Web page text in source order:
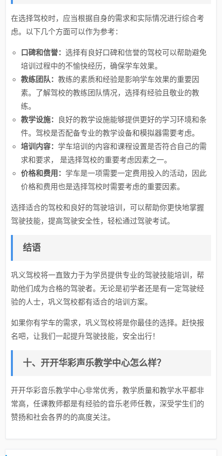
在选择驾校时，应当根据自身的需求和实际情况进行综合考
虑。以下几个方面可以作为参考：
口碑和信誉：选择有良好口碑和信誉的驾校可以帮助避免
培训过程中的不愉快经历，确保学车效果。
教练团队：教练的素质和经验是影响学车效果的重要因
素。了解驾校的教练团队情况，选择有经验且敬业的教
练。
教学设施：
良好的教学设施能够提供更好的学习环境和条
件。驾校是否配备专业的教学设备和模拟器需要考虑。
培训内容： 学车培训的内容和课程设置是否符合自己的需
求和要求， 是选择驾校的重要考虑因素之一。
价格和费用： 学车是一项需要一定费用投入的活动，因此
价格和费用也是选择驾校时需要考虑的重要因素。
选择适合的驾校和良好的驾驶培训，可以帮助你更快地掌握
驾驶技能，提高驾驶安全性，轻松通过驾驶考试。
结语
巩义驾校将一直致力于为学员提供专业的驾驶技能培训，帮
助他们成为合格的驾驶者。无论是初学者还是有一定驾驶经
验的人士，巩义驾校都有适合的培训方案。
如果你有学车的需求，巩义驾校将是你最佳的选择。赶快报
名吧，让我们一起提升驾驶技能，安全出行！
十、开开华彩声乐教学中心怎么样？
开开华彩音乐教学中心非常优秀，教学质量和教学水平都非
常高，任课教师都是有经验的音乐老师任教，深受学生们的
赞扬和社会各界的的高度关注。